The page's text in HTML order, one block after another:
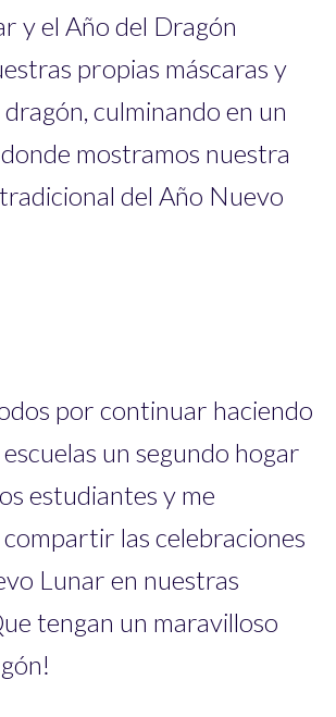
y el Año del Dragón
propias máscaras y
culminando en un
mostramos nuestra
del Año Nuevo
por continuar haciendo
un segundo hogar
estudiantes y me
las celebraciones
Lunar en nuestras
tengan un maravilloso